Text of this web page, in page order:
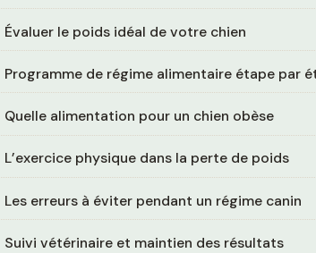
Évaluer le poids idéal de votre chien
Programme de régime alimentaire étape par
Quelle alimentation pour un chien obèse
L’exercice physique dans la perte de poids
Les erreurs à éviter pendant un régime canin
Suivi vétérinaire et maintien des résultats